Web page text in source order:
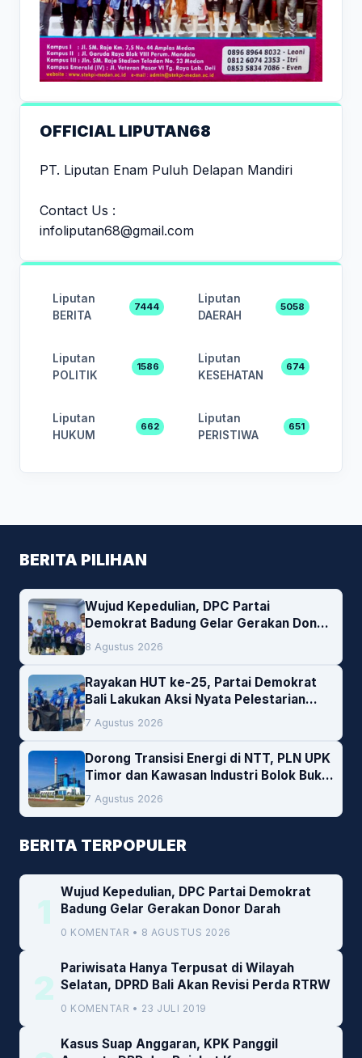
OFFICIAL LIPUTAN68
PT. Liputan Enam Puluh Delapan Mandiri
Contact Us :
infoliputan68@gmail.com
Liputan
BERITA
7444
Liputan
DAERAH
5058
Liputan
POLITIK
1586
Liputan
KESEHATAN
674
Liputan
HUKUM
662
Liputan
PERISTIWA
651
BERITA PILIHAN
Wujud Kepedulian, DPC Partai
Demokrat Badung Gelar Gerakan Donor
Darah
8 Agustus 2026
Rayakan HUT ke-25, Partai Demokrat
Bali Lakukan Aksi Nyata Pelestarian
Lingkungan
7 Agustus 2026
Dorong Transisi Energi di NTT, PLN UPK
Timor dan Kawasan Industri Bolok Buka
Peluang Investasi Woodchip untuk
Cofiring PLTU Bolok
7 Agustus 2026
BERITA TERPOPULER
1
Wujud Kepedulian, DPC Partai Demokrat
Badung Gelar Gerakan Donor Darah
0 KOMENTAR • 8 AGUSTUS 2026
2
Pariwisata Hanya Terpusat di Wilayah
Selatan, DPRD Bali Akan Revisi Perda RTRW
0 KOMENTAR • 23 JULI 2019
Kasus Suap Anggaran, KPK Panggil